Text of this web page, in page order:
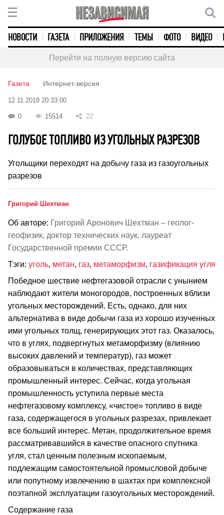
НОВОСТИ ГАЗЕТА ПРИЛОЖЕНИЯ ТЕМЫ ФОТО ВИДЕО
Перейти на полную версию сайта
Газета Интернет-версия
12.11.2018 20:33:00
0 15514 22
ГОЛУБОЕ ТОПЛИВО ИЗ УГОЛЬНЫХ РАЗРЕЗОВ
Угольщики переходят на добычу газа из газоугольных
разрезов
Григорий Шехтман
Об авторе: Григорий Аронович Шехтман – геолог-
геофизик, доктор технических наук, лауреат
Государственной премии СССР.
Тэги: уголь, метан, газ, метаморфизм, газификация угля
Победное шествие нефтегазовой отрасли с унынием
наблюдают жители моногородов, построенных вблизи
угольных месторождений. Есть, однако, для них
альтернатива в виде добычи газа из хорошо изученных
ими угольных толщ, генерирующих этот газ. Оказалось,
что в углях, подвергнутых метаморфизму (влиянию
высоких давлений и температур), газ может
образовываться в количествах, представляющих
промышленный интерес. Сейчас, когда угольная
промышленность уступила первые места
нефтегазовому комплексу, «чистое» топливо в виде
газа, содержащегося в угольных разрезах, привлекает
все больший интерес. Метан, продолжительное время
рассматривавшийся в качестве опасного спутника
угля, стал ценным полезным ископаемым,
подлежащим самостоятельной промысловой добыче
или попутному извлечению в шахтах при комплексной
поэтапной эксплуатации газоугольных месторождений.
Содержание газа